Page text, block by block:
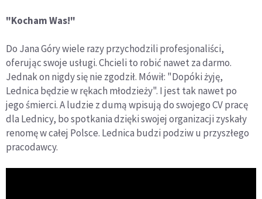
"Kocham Was!"
Do Jana Góry wiele razy przychodzili profesjonaliści,
oferując swoje usługi. Chcieli to robić nawet za darmo.
Jednak on nigdy się nie zgodził. Mówił: "Dopóki żyję,
Lednica będzie w rękach młodzieży". I jest tak nawet po
jego śmierci. A ludzie z dumą wpisują do swojego CV pracę
dla Lednicy, bo spotkania dzięki swojej organizacji zyskały
renomę w całej Polsce. Lednica budzi podziw u przyszłego
pracodawcy.